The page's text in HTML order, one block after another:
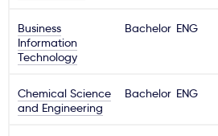
Kaip įstoti?
Paslaugos
Business
Information
Technology
Bachelor ENG
Chemical Science
and Engineering
Bachelor ENG